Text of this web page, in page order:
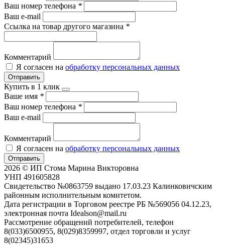
Ваш номер телефона *
Ваш e-mail
Ссылка на товар другого магазина *
Комментарий
Я согласен на обработку персональных данных
Отправить
Купить в 1 клик
Ваше имя *
Ваш номер телефона *
Ваш e-mail
Комментарий
Я согласен на обработку персональных данных
Отправить
2026 © ИП Стома Марина Викторовна
УНП 491605828
Свидетельство №0863759 выдано 17.03.23 Калинковичским
районным исполнительным комитетом.
Дата регистрации в Торговом реестре РБ №569056 04.12.23,
электронная почта Idealson@mail.ru
Рассмотрение обращений потребителей, телефон
8(033)6500955, 8(029)8359997, отдел торговли и услуг
8(02345)31653